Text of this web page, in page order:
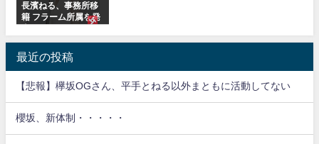
長濱ねる、事務所移
籍 フラーム所属を発
最近の投稿
【悲報】欅坂OGさん、平手とねる以外まともに活動してない
櫻坂、新体制・・・・・